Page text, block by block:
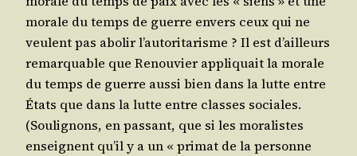
morale du temps de guerre envers ceux qui ne
veulent pas abo­lir l’au­to­ri­ta­risme ? Il est d’ailleurs
remar­quable que Renou­vier appli­quait la morale
du temps de guerre aus­si bien dans la lutte entre
États que dans la lutte entre classes sociales.
(Sou­li­gnons, en pas­sant, que si les mora­listes
enseignent qu’il y a un « pri­mat de la per­sonne